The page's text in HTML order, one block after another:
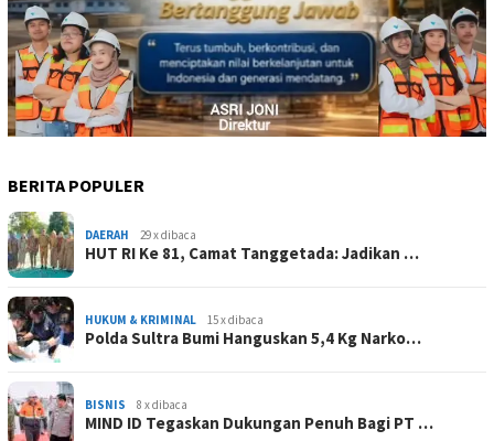
BERITA POPULER
DAERAH 29 x dibaca
HUT RI Ke 81, Camat Tanggetada: Jadikan …
HUKUM & KRIMINAL 15 x dibaca
Polda Sultra Bumi Hanguskan 5,4 Kg Narko…
BISNIS 8 x dibaca
MIND ID Tegaskan Dukungan Penuh Bagi PT …